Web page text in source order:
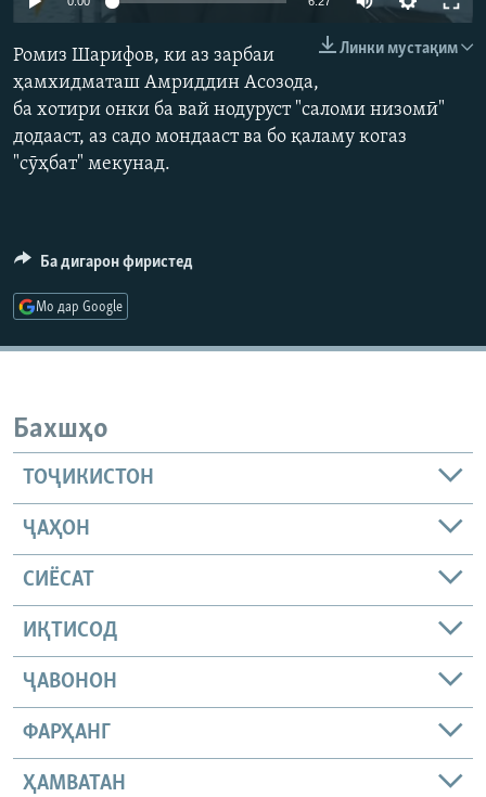
ГУЗОРИШҲОИ РАДИОӢ
ПАЙГИРӢ КУНЕД
Линки мустақим
Ромиз Шарифов, ки аз зарбаи
ҳамхидматаш Амриддин Асозода,
ба хотири онки ба вай нодуруст "саломи низомӣ"
додааст, аз садо мондааст ва бо қаламу когаз
"сӯҳбат" мекунад.
Ба дигарон фиристед
Мо дар Google
Бахшҳо
ТОҶИКИСТОН
ҶАҲОН
СИЁСАТ
ИҚТИСОД
ҶАВОНОН
ФАРҲАНГ
ҲАМВАТАН